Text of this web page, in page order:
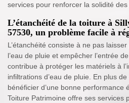
services pour renforcer la solidité des
L’étanchéité de la toiture à
57530, un problème facile à
L’étanchéité consiste à ne pas
l’eau de pluie et empêcher l’entrée
contribue à protéger les matériels à
infiltrations d’eau de pluie. En plus
bénéficier d’une bonne performance
Toiture Patrimoine offre ses services